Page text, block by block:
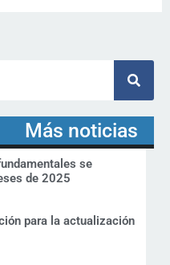
Más noticias
se
de 2025
para la actualización